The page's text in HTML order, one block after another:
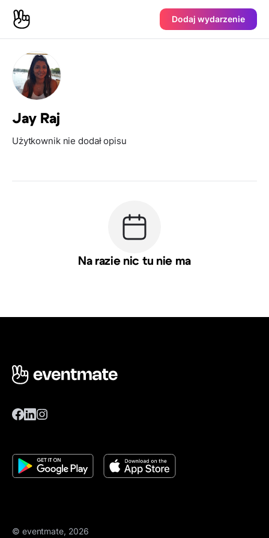
Dodaj wydarzenie
Jay Raj
Użytkownik nie dodał opisu
Na razie nic tu nie ma
© eventmate, 2026